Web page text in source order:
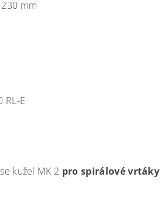
mm
RL-E
kužel MK 2 pro spirálové vrtáky